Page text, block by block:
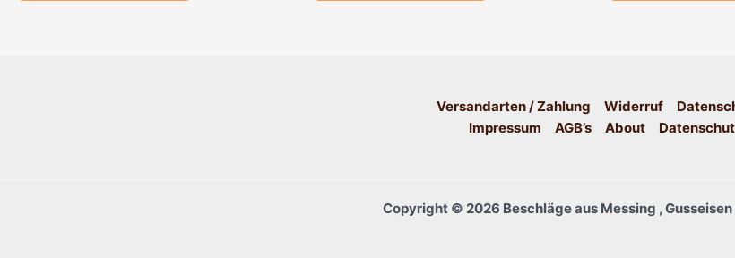
Versandarten / Zahlung Widerruf
Impressum
AGB’s About
Copyright © 2026 Beschläge aus Messing , Gusseisen